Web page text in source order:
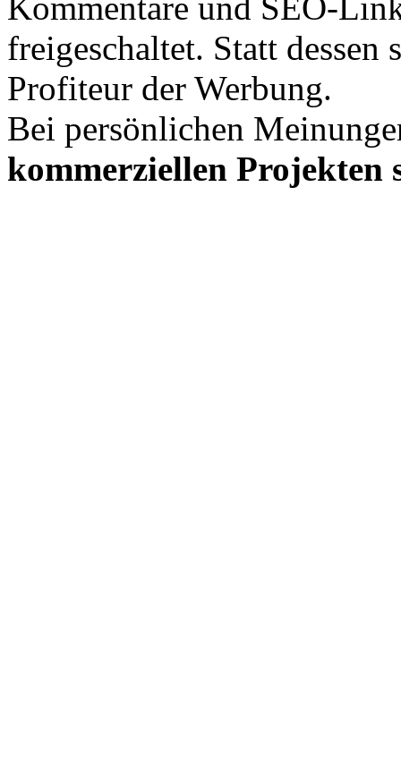
freigeschaltet. Statt dessen
Profiteur der Werbung.
Bei persönlichen
kommerziellen Projekten